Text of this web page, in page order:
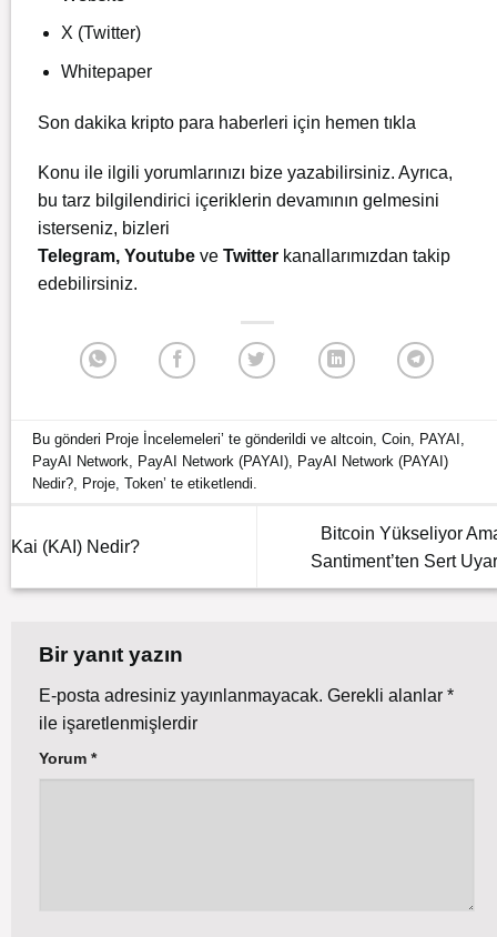
X (Twitter)
Whitepaper
Son dakika kripto para haberleri için hemen tıkla
Konu ile ilgili yorumlarınızı bize yazabilirsiniz. Ayrıca,
bu tarz bilgilendirici içeriklerin devamının gelmesini
isterseniz, bizleri
Telegram, Youtube ve Twitter kanallarımızdan takip
edebilirsiniz.
Bu gönderi Proje İncelemeleri’ te gönderildi vealtcoin ,Coin PAYAI
PayAI Network
PayAI Network (PAYAI) PayAI Network (PAYAI)
Nedir? Proje ,Token’ te etiketlendi.
Kai (KAI) Nedir?
Bitcoin Yükseliyor
Santiment’ten Sert
Bir yanıt yazın
E-posta adresiniz yayınlanmayacak. Gerekli alanlar *
ile işaretlenmişlerdir
Yorum *